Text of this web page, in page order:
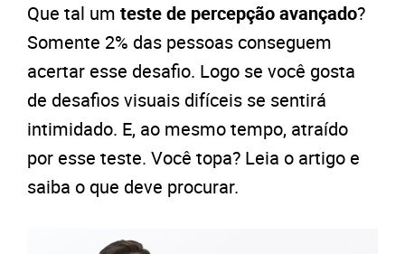
Que tal um teste de percepção avançado?
Somente 2% das pessoas conseguem
acertar esse desafio. Logo se você gosta
de desafios visuais difíceis se sentirá
intimidado. E, ao mesmo tempo, atraído
por esse teste. Você topa? Leia o artigo e
saiba o que deve procurar.